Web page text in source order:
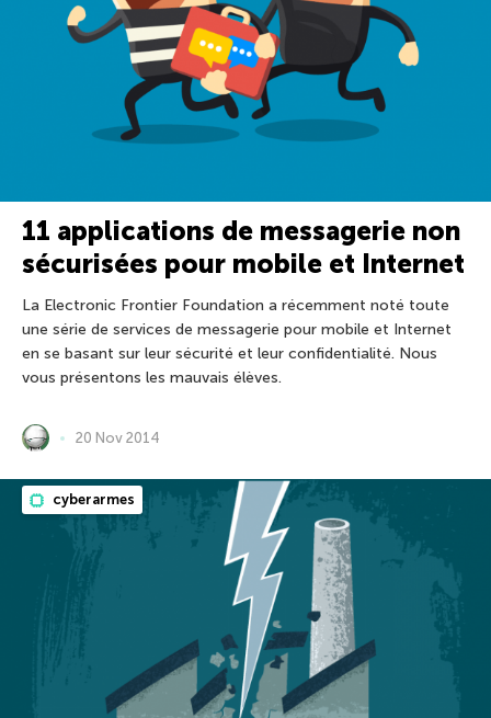
11 applications de messagerie non
sécurisées pour mobile et Internet
La Electronic Frontier Foundation a récemment noté toute
une série de services de messagerie pour mobile et Internet
en se basant sur leur sécurité et leur confidentialité. Nous
vous présentons les mauvais élèves.
20 Nov 2014
cyberarmes